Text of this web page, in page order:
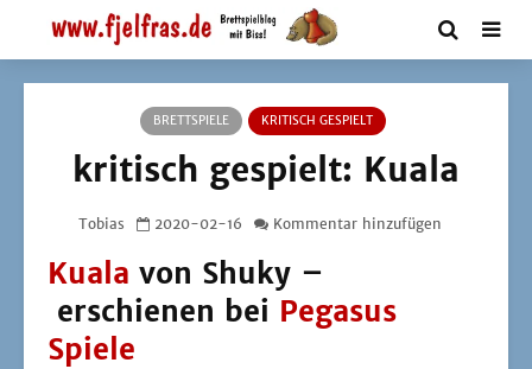
BRETTSPIELE KRITISCH GESPIELT
kritisch gespielt: Kuala
Tobias 2020-02-16 Kommentar hinzufügen
Kuala von Shuky –
erschienen bei Pegasus
Spiele